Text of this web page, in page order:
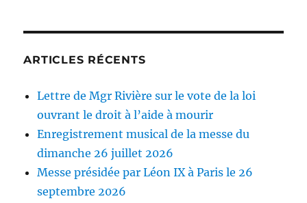
ARTICLES RÉCENTS
Lettre de Mgr Rivière sur le vote de la loi
ouvrant le droit à l’aide à mourir
Enregistrement musical de la messe du
dimanche 26 juillet 2026
Messe présidée par Léon IX à Paris le 26
septembre 2026